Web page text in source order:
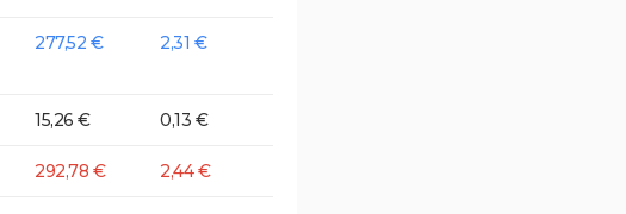
277,52 € 2,31 €
15,26 € 0,13 €
292,78 € 2,44 €